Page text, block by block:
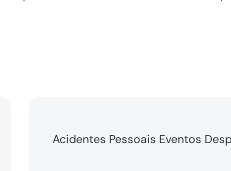
Acidentes Pessoais Eventos